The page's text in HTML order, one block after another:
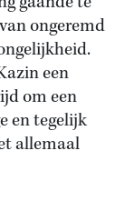
ongeremd
een
om een
en tegelijk
allemaal